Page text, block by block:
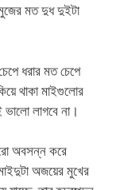
মত দুধ দুইটা
ধরার মত চেপে
থাকা মাইগুলোর
লাগবে না।
অবসন্ন করে
অজয়ের মুখের